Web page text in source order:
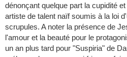
dénonçant quelque part la cupidité
artiste de talent naïf soumis à la loi
scrupules. A noter la présence de
l'amour et la beauté pour le
un an plus tard pour "Suspiria" de